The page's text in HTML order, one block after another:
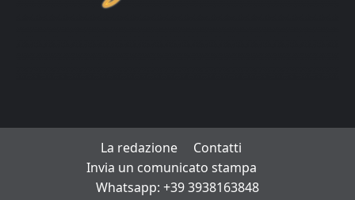
La redazione
Contatti
Invia un comunicato stampa
Whatsapp: +39 3938163848